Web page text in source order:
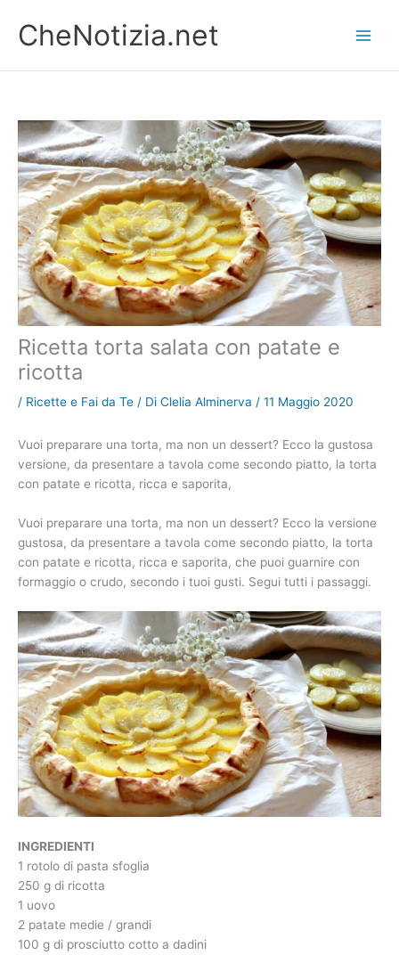
contenuto
CheNotizia.net
Ricetta torta salata con patate e
ricotta
/ Ricette e Fai da Te / Di Clelia Alminerva / 11 Maggio 2020
Vuoi preparare una torta, ma non un dessert? Ecco la gustosa
versione, da presentare a tavola come secondo piatto, la torta
con patate e ricotta, ricca e saporita,
Vuoi preparare una torta, ma non un dessert? Ecco la versione
gustosa, da presentare a tavola come secondo piatto, la torta
con patate e ricotta, ricca e saporita, che puoi guarnire con
formaggio o crudo, secondo i tuoi gusti. Segui tutti i passaggi.
INGREDIENTI
1 rotolo di pasta sfoglia
250 g di ricotta
1 uovo
2 patate medie / grandi
100 g di prosciutto cotto a dadini